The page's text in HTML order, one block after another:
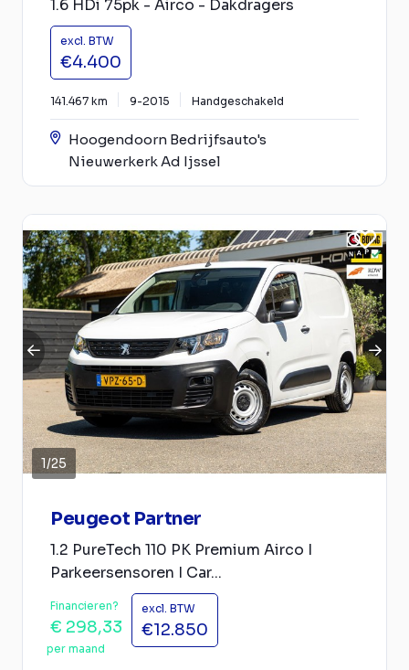
1.6 HDi 75pk - Airco - Dakdragers
excl. BTW
€4.400
141.467 km 9-2015 Handgeschakeld
Hoogendoorn Bedrijfsauto's
Nieuwerkerk Ad Ijssel
1/25
Peugeot Partner
1.2 PureTech 110 PK Premium Airco I
Parkeersensoren I Car...
Financieren?
€ 298,33
per maand
excl. BTW
€12.850